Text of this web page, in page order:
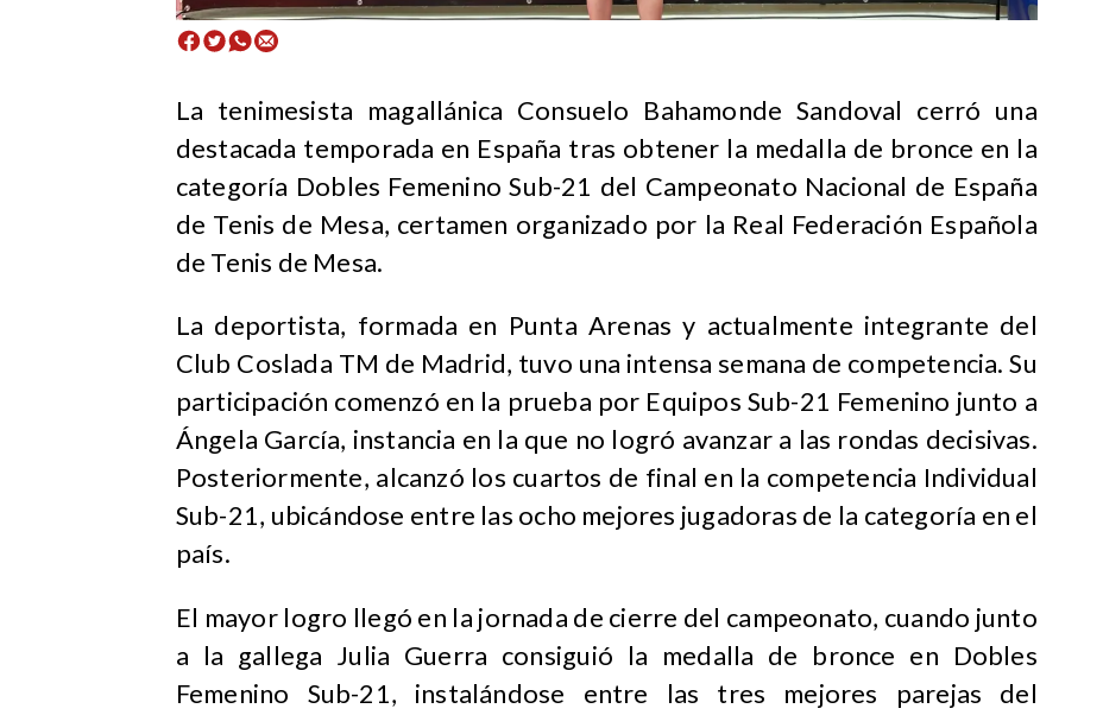
La tenimesista magallánica Consuelo Bahamonde Sandoval cerró una
destacada temporada en España tras obtener la medalla de bronce en la
categoría Dobles Femenino Sub-21 del Campeonato Nacional de España
de Tenis de Mesa, certamen organizado por la Real Federación Española
de Tenis de Mesa.
La deportista, formada en Punta Arenas y actualmente integrante del
Club Coslada TM de Madrid, tuvo una intensa semana de competencia. Su
participación comenzó en la prueba por Equipos Sub-21 Femenino junto a
Ángela García, instancia en la que no logró avanzar a las rondas decisivas.
Posteriormente, alcanzó los cuartos de final en la competencia Individual
Sub-21, ubicándose entre las ocho mejores jugadoras de la categoría en el
país.
El mayor logro llegó en la jornada de cierre del campeonato, cuando junto
a la gallega Julia Guerra consiguió la medalla de bronce en Dobles
Femenino Sub-21, instalándose entre las tres mejores parejas del